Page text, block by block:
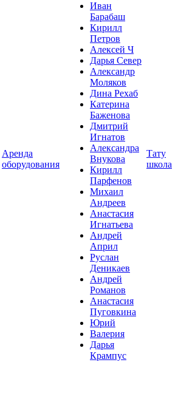
Аренда
оборудования
Иван
Барабаш
Кирилл
Петров
Алексей Ч
Дарья Север
Александр
Моляков
Дина Рехаб
Катерина
Баженова
Дмитрий
Игнатов
Александра
Внукова
Кирилл
Парфенов
Михаил
Андреев
Анастасия
Игнатьева
Андрей
Април
Руслан
Деникаев
Андрей
Романов
Анастасия
Пуговкина
Юрий
Валерия
Дарья
Крампус
Тату
школа